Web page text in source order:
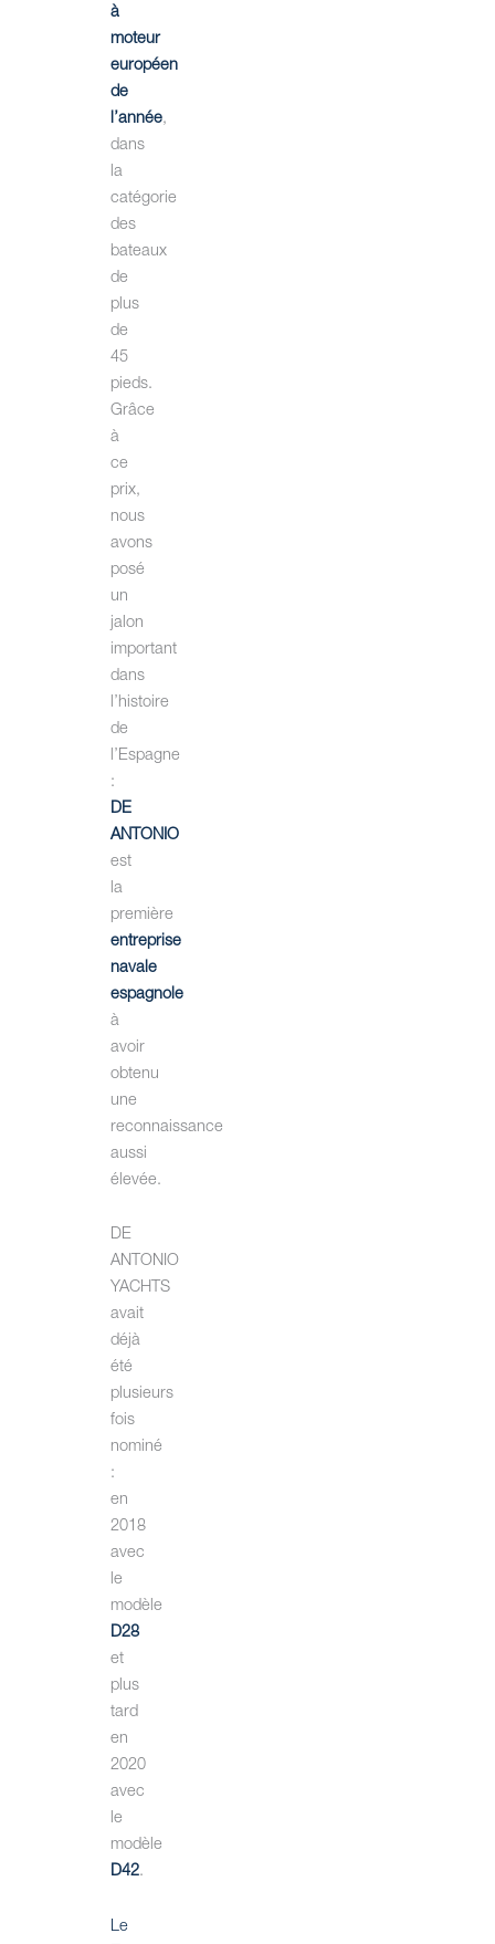
à
moteur
européen
de
l’année,
dans
la
catégorie
des
bateaux
de
plus
de
45
pieds.
Grâce
à
ce
prix,
nous
avons
posé
un
jalon
important
dans
l’histoire
de
l’Espagne
:
DE
ANTONIO
est
la
première
entreprise
navale
espagnole
à
avoir
obtenu
une
reconnaissance
aussi
élevée.
DE
ANTONIO
YACHTS
avait
déjà
été
plusieurs
fois
nominé
:
en
2018
avec
le
modèle
D28
et
plus
tard
en
2020
avec
le
modèle
D42.
Le